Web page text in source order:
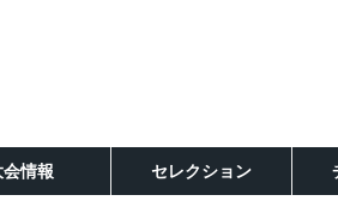
会情報 セレクション